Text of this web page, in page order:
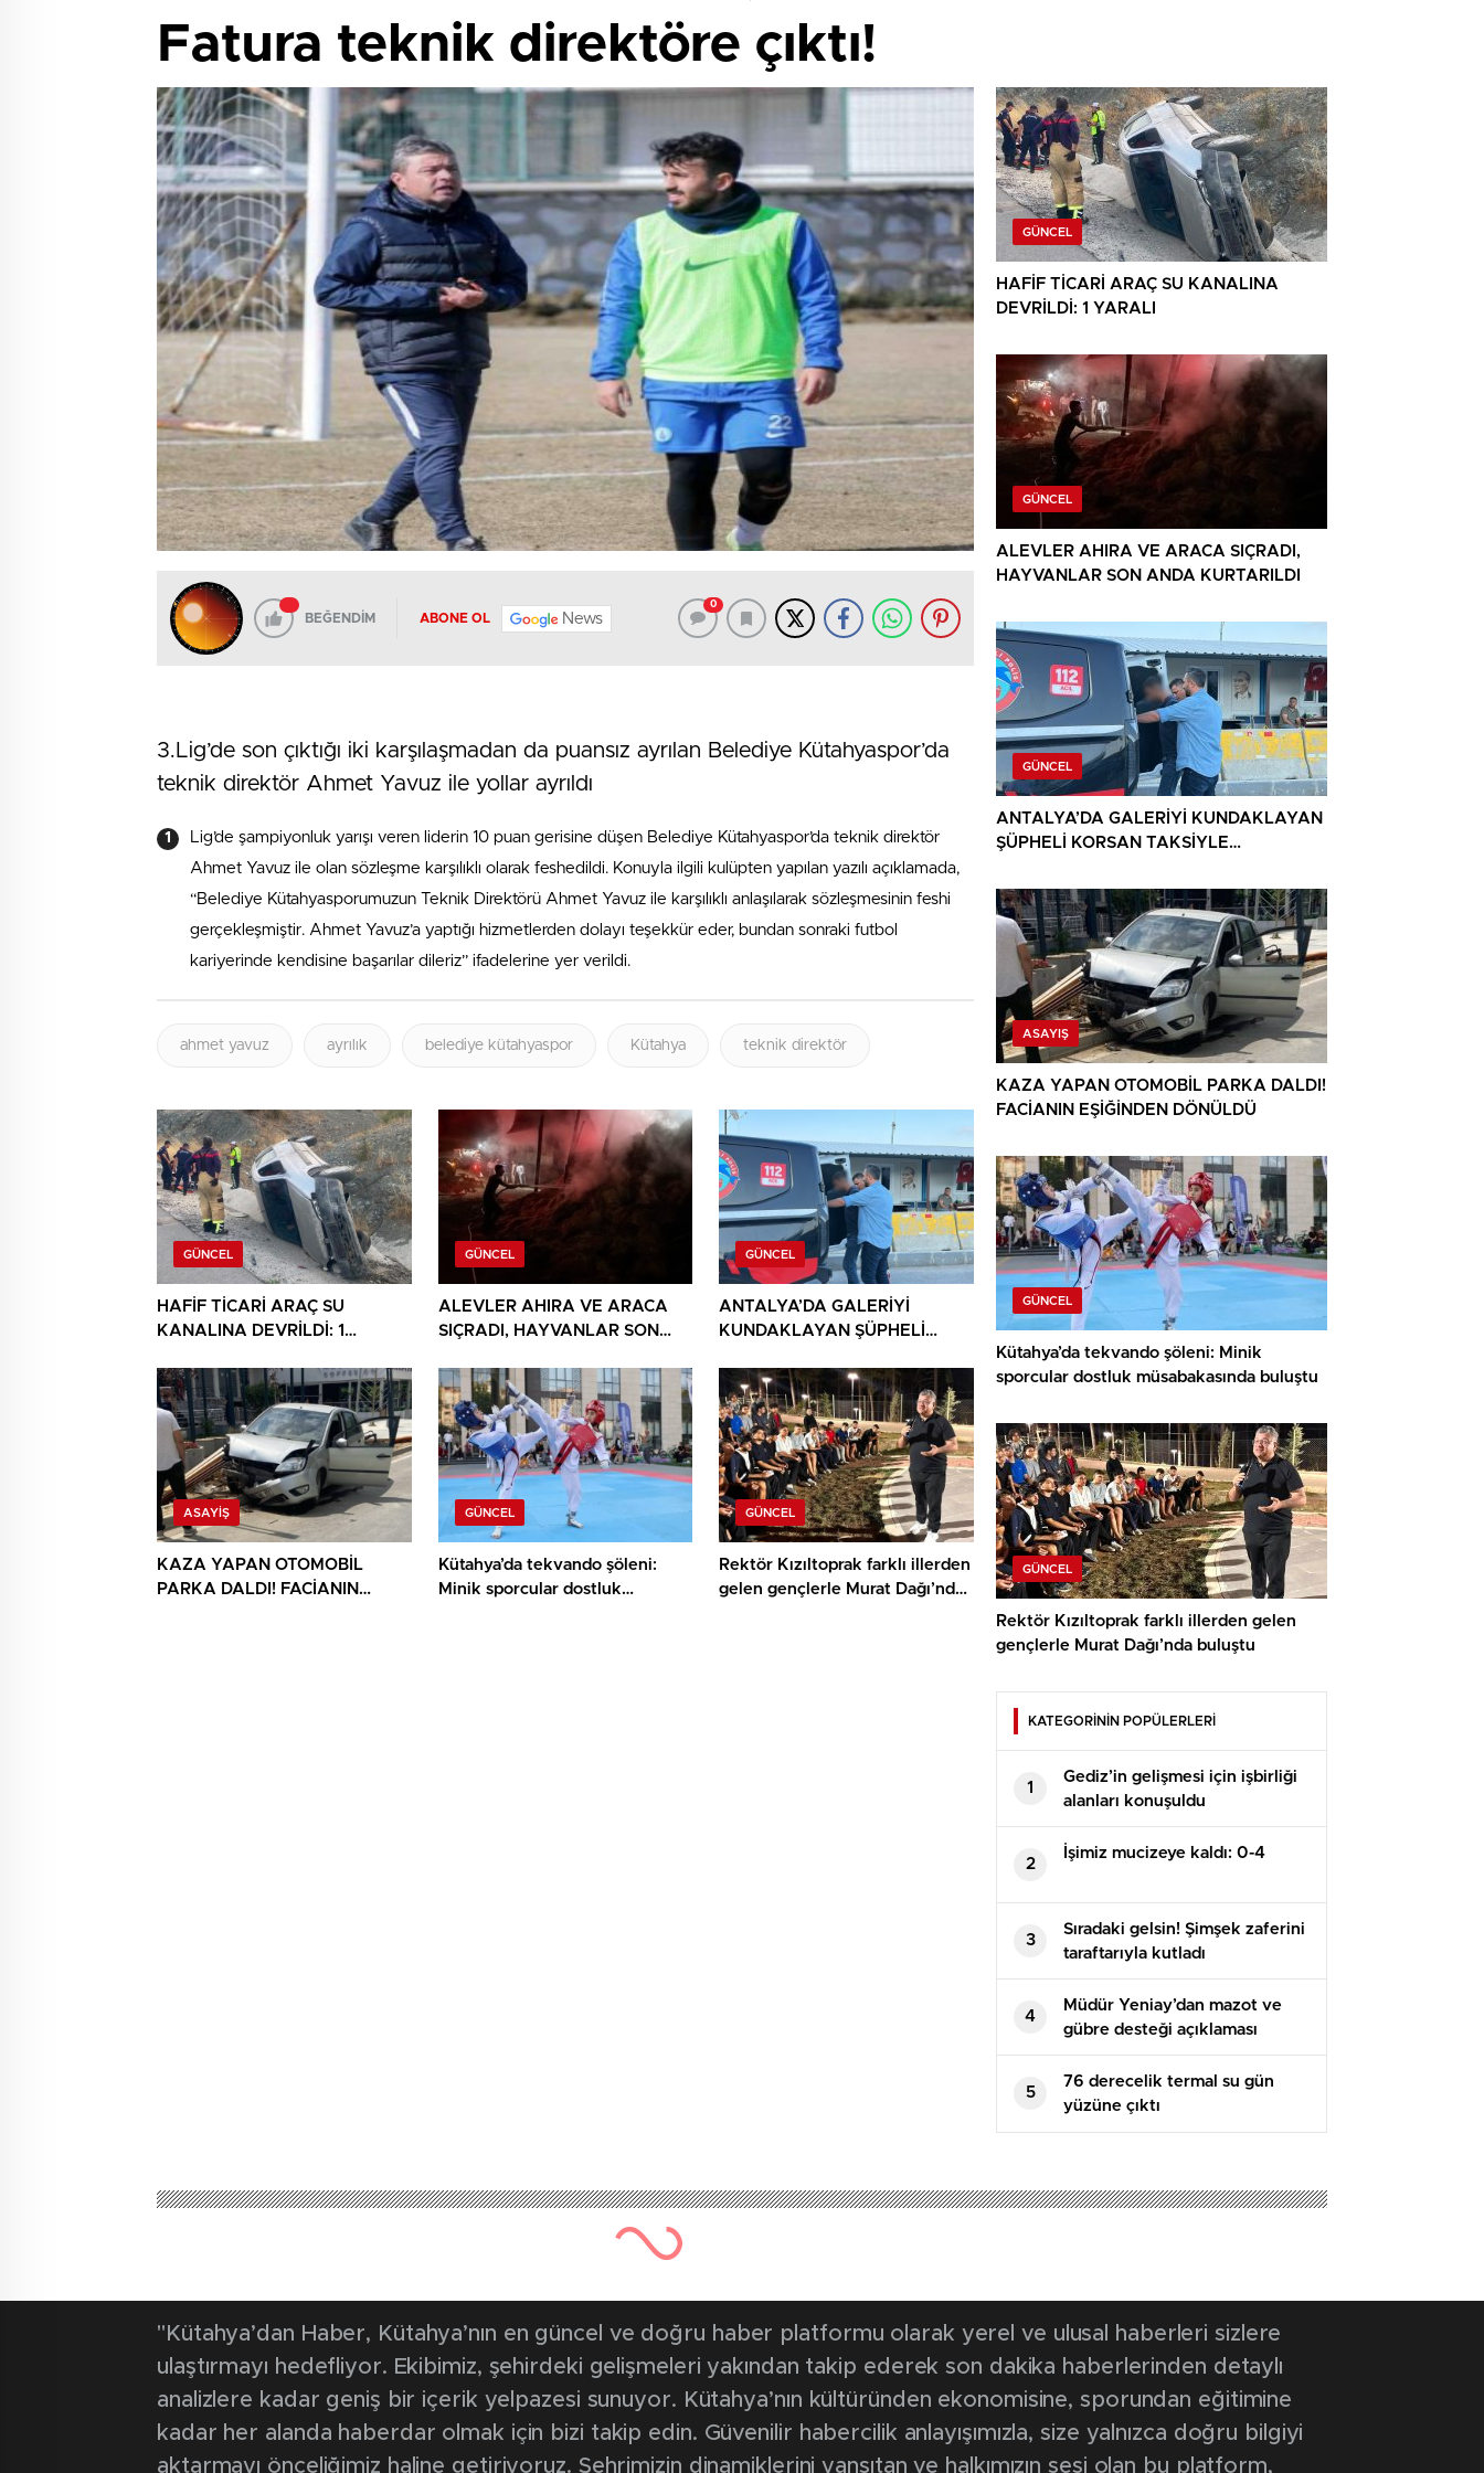
Fatura teknik direktöre çıktı!
BEĞENDİM ABONE OL News
0
3.Lig’de son çıktığı iki karşılaşmadan da puansız ayrılan Belediye Kütahyaspor’da
teknik direktör Ahmet Yavuz ile yollar ayrıldı
Lig’de şampiyonluk yarışı veren liderin 10 puan gerisine düşen Belediye Kütahyaspor’da teknik direktör
Ahmet Yavuz ile olan sözleşme karşılıklı olarak feshedildi. Konuyla ilgili kulüpten yapılan yazılı açıklamada,
“Belediye Kütahyasporumuzun Teknik Direktörü Ahmet Yavuz ile karşılıklı anlaşılarak sözleşmesinin feshi
gerçekleşmiştir. Ahmet Yavuz’a yaptığı hizmetlerden dolayı teşekkür eder, bundan sonraki futbol
kariyerinde kendisine başarılar dileriz” ifadelerine yer verildi.
ahmet yavuz ayrılık belediye kütahyaspor Kütahya teknik direktör
GÜNCEL
HAFİF TİCARİ ARAÇ SU
KANALINA DEVRİLDİ: 1
GÜNCEL
ALEVLER AHIRA VE ARACA
SIÇRADI, HAYVANLAR SON
GÜNCEL
ANTALYA’DA GALERİYİ
KUNDAKLAYAN ŞÜPHELİ
KAÇARKEN KÜTAHYA’DA
YAKALANDI
ASAYIŞ
KAZA YAPAN OTOMOBİL
PARKA DALDI! FACİANIN
GÜNCEL
Kütahya’da tekvando şöleni:
Minik sporcular dostluk
GÜNCEL
Rektör Kızıltoprak farklı illerden
gelen gençlerle Murat Dağı’nda
GÜNCEL
HAFİF TİCARİ ARAÇ SU KANALINA
DEVRİLDİ: 1 YARALI
GÜNCEL
ALEVLER AHIRA VE ARACA SIÇRADI,
HAYVANLAR SON ANDA KURTARILDI
GÜNCEL
ANTALYA’DA GALERİYİ KUNDAKLAYAN
ŞÜPHELİ KORSAN TAKSİYLE
ASAYIŞ
KAZA YAPAN OTOMOBİL PARKA DALDI!
FACİANIN EŞİĞİNDEN DÖNÜLDÜ
GÜNCEL
Kütahya’da tekvando şöleni: Minik
sporcular dostluk müsabakasında buluştu
GÜNCEL
Rektör Kızıltoprak farklı illerden gelen
gençlerle Murat Dağı’nda buluştu
KATEGORİNİN POPÜLERLERİ
1
Gediz’in gelişmesi için işbirliği
alanları konuşuldu
2
İşimiz mucizeye kaldı: 0-4
3
Sıradaki gelsin! Şimşek zaferini
taraftarıyla kutladı
4
Müdür Yeniay’dan mazot ve
gübre desteği açıklaması
5
76 derecelik termal su gün
yüzüne çıktı
649 kez okunmuştur
Voleybolda şampiyon belli oldu